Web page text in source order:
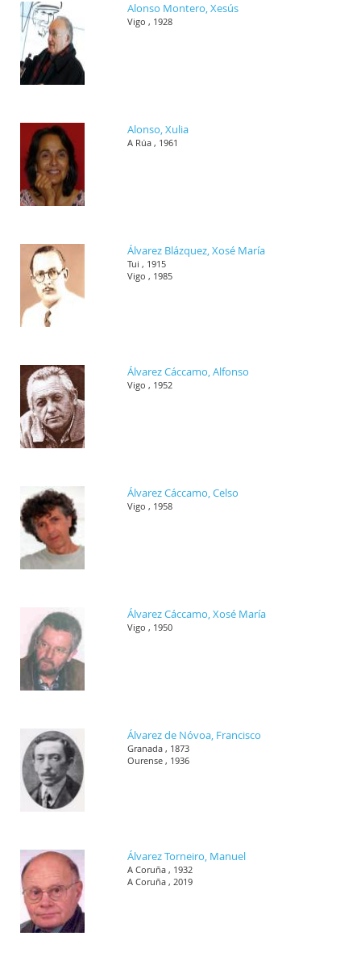
Alonso Montero, Xesús
Vigo , 1928
Alonso, Xulia
A Rúa , 1961
Álvarez Blázquez, Xosé María
Tui , 1915
Vigo , 1985
Álvarez Cáccamo, Alfonso
Vigo , 1952
Álvarez Cáccamo, Celso
Vigo , 1958
Álvarez Cáccamo, Xosé María
Vigo , 1950
Álvarez de Nóvoa, Francisco
Granada , 1873
Ourense , 1936
Álvarez Torneiro, Manuel
A Coruña , 1932
A Coruña , 2019